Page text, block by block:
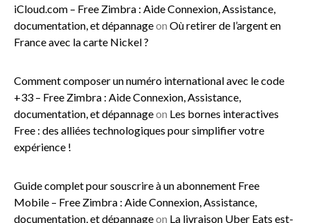
iCloud.com – Free Zimbra : Aide Connexion, Assistance,
documentation, et dépannageon Où retirer de l’argent en
France avec la carte Nickel ?
Comment composer un numéro international avec le code
+33 – Free Zimbra : Aide Connexion, Assistance,
documentation, et dépannageon Les bornes interactives
Free : des alliées technologiques pour simplifier votre
expérience !
Guide complet pour souscrire à un abonnement Free
Mobile – Free Zimbra : Aide Connexion, Assistance,
documentation, et dépannageon La livraison Uber Eats est-